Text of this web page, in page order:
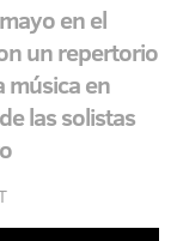
en el
un repertorio
música en
las solistas